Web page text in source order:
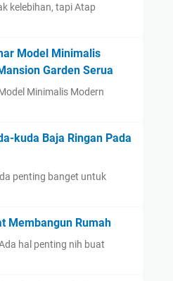
kelebihan, tapi Atap
Model Minimalis
Garden Serua
Minimalis Modern
kuda Baja Ringan Pada
penting banget untuk
Membangun Rumah
hal penting nih buat